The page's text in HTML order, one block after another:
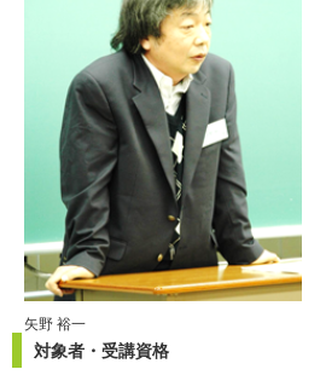
矢野 裕一
対象者・受講資格